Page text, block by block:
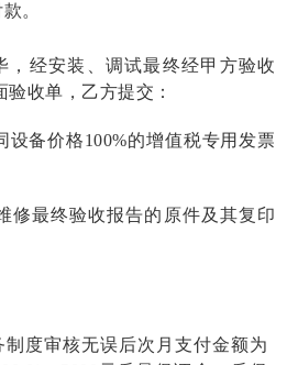
。
，经安装、调试最终经甲方验收
收单，乙方提交：
设备价格100%的增值税专用发票
修最终验收报告的原件及其复印
制度审核无误后次月支付金额为